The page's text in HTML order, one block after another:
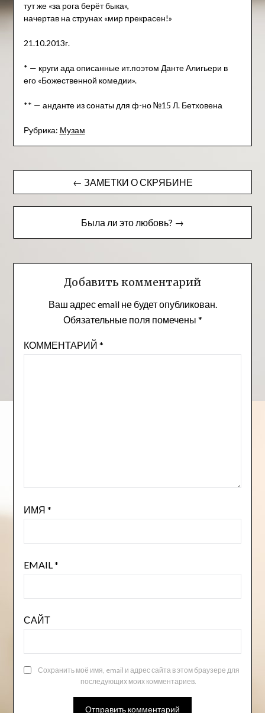
тут же «за рога берёт быка»,
начертав на струнах «мир прекрасен!»
21.10.2013г.
* — круги ада описанные ит.поэтом Данте Алигьери в
его «Божественной комедии».
** — анданте из сонаты для ф-но №15 Л. Бетховена
Рубрика: Музам
Навигация
по
← ЗАМЕТКИ О СКРЯБИНЕ
Была ли это любовь? →
Добавить комментарий
Ваш адрес email не будет опубликован.
Обязательные поля помечены *
КОММЕНТАРИЙ *
ИМЯ *
EMAIL *
САЙТ
Сохранить моё имя, email и адрес сайта в этом браузере для
последующих моих комментариев.